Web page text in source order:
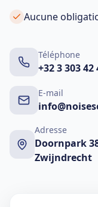
Aucune
Téléphone
+32 3 303 42
E-mail
Adresse
Doornpark
Zwijndrecht